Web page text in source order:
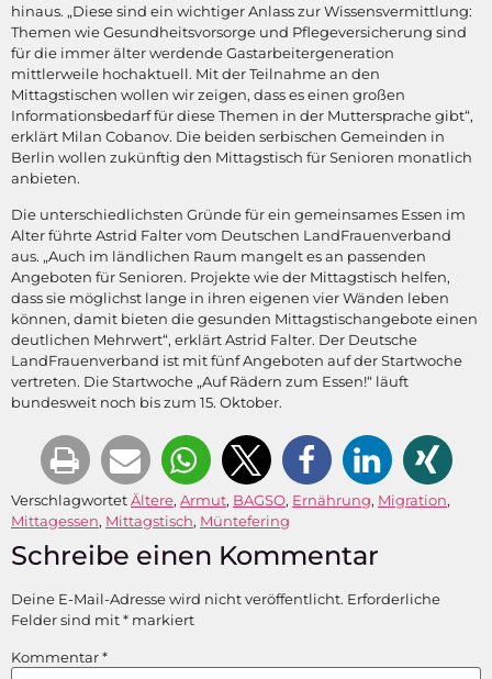
hinaus. „Diese sind ein wichtiger Anlass zur Wissensvermittlung:
Themen wie Gesundheitsvorsorge und Pflegeversicherung sind
für die immer älter werdende Gastarbeitergeneration
mittlerweile hochaktuell. Mit der Teilnahme an den
Mittagstischen wollen wir zeigen, dass es einen großen
Informationsbedarf für diese Themen in der Muttersprache gibt“,
erklärt Milan Cobanov. Die beiden serbischen Gemeinden in
Berlin wollen zukünftig den Mittagstisch für Senioren monatlich
anbieten.
Die unterschiedlichsten Gründe für ein gemeinsames Essen im
Alter führte Astrid Falter vom Deutschen LandFrauenverband
aus. „Auch im ländlichen Raum mangelt es an passenden
Angeboten für Senioren. Projekte wie der Mittagstisch helfen,
dass sie möglichst lange in ihren eigenen vier Wänden leben
können, damit bieten die gesunden Mittagstischangebote einen
deutlichen Mehrwert“, erklärt Astrid Falter. Der Deutsche
LandFrauenverband ist mit fünf Angeboten auf der Startwoche
vertreten. Die Startwoche „Auf Rädern zum Essen!“ läuft
bundesweit noch bis zum 15. Oktober.
VerschlagwortetÄltere, Armut, BAGSO, Ernährung, Migration,
Mittagessen, Mittagstisch, Müntefering
Schreibe einen Kommentar
Deine E-Mail-Adresse wird nicht veröffentlicht. Erforderliche
Felder sind mit* markiert
Kommentar*